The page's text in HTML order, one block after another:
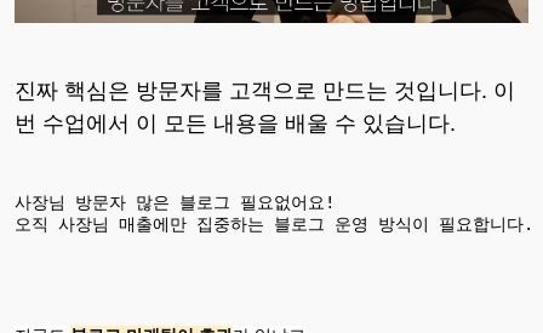
진짜 핵심은 방문자를 고객으로 만드는 것입니다. 이
번 수업에서 이 모든 내용을 배울 수 있습니다.
사장님 방문자 많은 블로그 필요없어요!